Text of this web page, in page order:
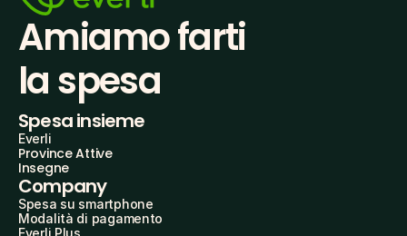
Amiamo farti
la spesa
Spesa insieme
Everli
Province Attive
Insegne
Company
Spesa su smartphone
Modalità di pagamento